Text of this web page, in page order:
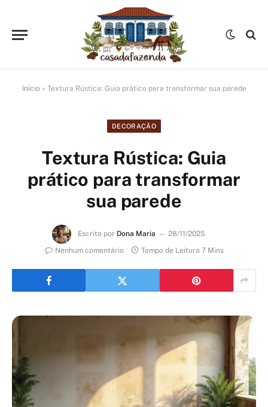
Início » Textura Rústica: Guia prático para transformar sua parede
DECORAÇÃO
Textura Rústica: Guia
prático para transformar
sua parede
Escrito por Dona Maria
28/11/2025
Nenhum comentário
Tempo de Leitura 7 Mins